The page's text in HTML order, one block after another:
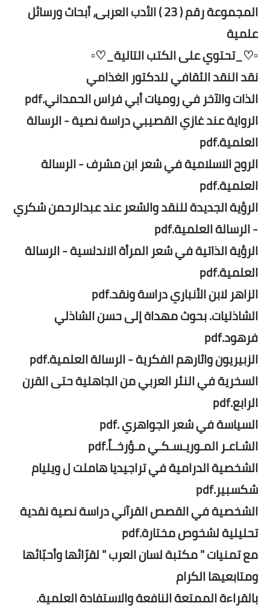
المجموعة رقم ( 23 ) الأدب العربى، أبحاث ورسائل
علمية
▫️♡_تحتوي على الكتب التالية_♡▫️
نقد النقد الثقافي للدكتور الغذامي
الذات والآخر في روميات أبي فراس الحمداني.pdf
الرواية عند غازي القصيبي دراسة نصية - الرسالة
العلمية.pdf
الروح الاسلامية في شعر ابن مشرف - الرسالة
العلمية.pdf
الرؤية الجديدة للنقد والشعر عند عبدالرحمن شكري
- الرسالة العلمية.pdf
الرؤية الذاتية في شعر المرأة الاندلسية - الرسالة
العلمية.pdf
الزاهر لابن الأنباري دراسة ونقد.pdf
الشاذليات. بحوث مهداة إلى حسن الشاذلي
فرهود.pdf
الزبيريون واثارهم الفكرية - الرسالة العلمية.pdf
السخرية في النثر العربي من الجاهلية حتى القرن
الرابع.pdf
السياسة في شعر الجواهري .pdf
الشـاعـر المـوريـسـكـي مـؤرخــاً.pdf
الشخصية الدرامية في تراجيديا هاملت ل ويليام
شكسبير.pdf
الشخصية في القصص القرآني دراسة نصية نقدية
تحليلية لشخوص مختارة.pdf
مع تمنيات " مكتبة لسان العرب " لقرّائها وأحبّائها
ومتابعيها الكرام
بالقراءة الممتعة النافعة والاستفادة العلمية.